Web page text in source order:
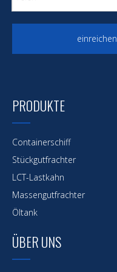
einreichen
PRODUKTE
Containerschiff
Stückgutfrachter
LCT-Lastkahn
Massengutfrachter
Öltank
ÜBER UNS